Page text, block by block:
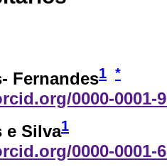
Fernandes1 *
0000-0001-
e Silva1
0000-0001-